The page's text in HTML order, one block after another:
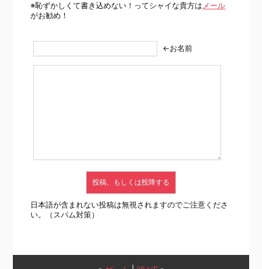
※恥ずかしくて書き込めない！ってシャイな貴方は メール
がお勧め！
←お名前
日本語が含まれない投稿は無視されますのでご注意くださ
い。（スパム対策）